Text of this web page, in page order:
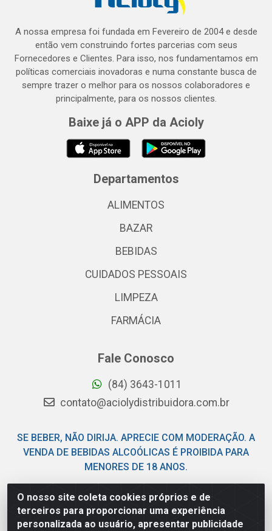
O nosso site coleta cookies próprios e de
terceiros para proporcionar uma experiência
personalizada ao usuário, apresentar publicidade
A nossa empresa foi fundada em Fevereiro de 2004 e desde
então vem construindo fortes parcerias com seus
Fornecedores e Clientes. Para isso, nos fundamentamos em
políticas comerciais inovadoras e numa constante busca de
sempre trazer o melhor para os nossos colaboradores e
principalmente, para os nossos clientes.
Baixe já o APP da Acioly
Departamentos
ALIMENTOS
BAZAR
BEBIDAS
CUIDADOS PESSOAIS
LIMPEZA
FARMÁCIA
Fale Conosco
(84) 3643-1011
contato@aciolydistribuidora.com.br
SE BEBER, NÃO DIRIJA. APRECIE COM MODERAÇÃO. A
VENDA DE BEBIDAS ALCOÓLICAS É PROIBIDA PARA
MENORES DE 18 ANOS.
Acioly Distribuidora - Av Piloto Pereira Tim - Parque de
Exposições - Parnamirim/RN - CEP 59146-480 - CNPJ